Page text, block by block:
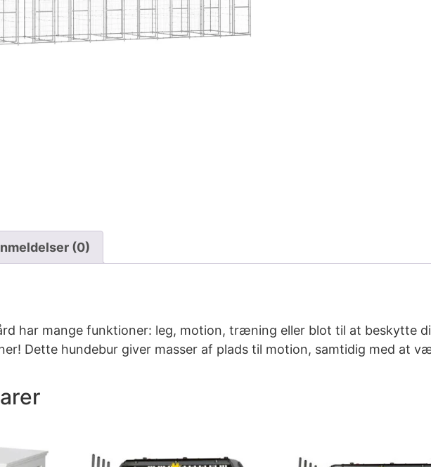
(0)
har mange funktioner: leg, motion, træning eller blot til at beskytte
Dette hundebur giver masser af plads til motion, samtidig med at